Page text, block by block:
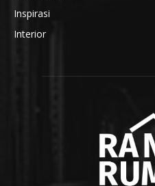
Inspirasi
Interior